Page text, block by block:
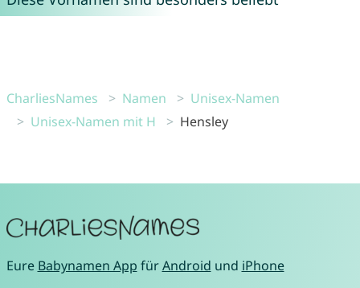
CharliesNames Namen
Unisex-Namen
Unisex-Namen mit H
Hensley
Eure Babynamen App fürAndroid und iPhone